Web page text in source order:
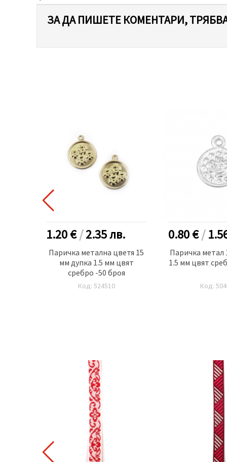
ЗА ДА ПИШЕТЕ КОМЕНТАРИ,
1.20 €/2.35лв.
Паричка метална цветя 15
мм дупка 1.5 мм цвят
сребро -50 броя
Код: 524510
0.80 €/
Паричка метал
1.5 мм цвят
Код: